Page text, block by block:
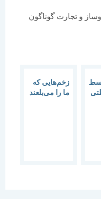
گوناگون
زخم‌هایی که
ما را می‌بلعند